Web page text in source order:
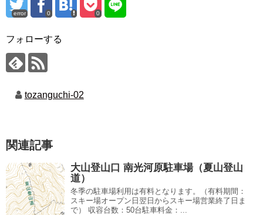
error 0 0
フォローする
tozanguchi-02
関連記事
大山登山口 南光河原駐車場（夏山登山
道）
冬季の駐車場利用は有料となります。（有料期間：
スキー場オープン日翌日からスキー場営業終了日ま
で） 収容台数：50台駐車料金：...